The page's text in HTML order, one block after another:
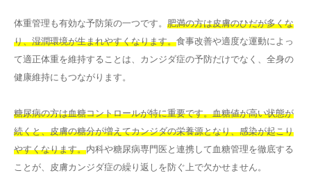
体重管理も有効な予防策の一つです。 肥満の方は皮膚のひだが多くな
り、湿潤環境が生まれやすくなります。食事改善や適度な運動によっ
て適正体重を維持することは、カンジダ症の予防だけでなく、全身の
健康維持にもつながります。
糖尿病の方は血糖コントロールが特に重要です。血糖値が高い状態が
続くと、皮膚の糖分が増えてカンジダの栄養源となり、感染が起こり
やすくなります。内科や糖尿病専門医と連携して血糖管理を徹底する
ことが、皮膚カンジダ症の繰り返しを防ぐ上で欠かせません。